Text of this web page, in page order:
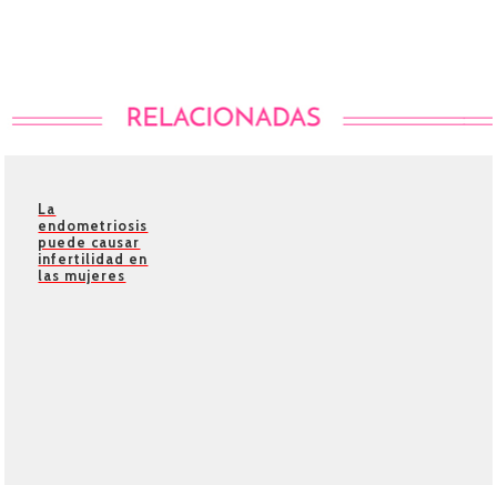
La
endometriosis
puede causar
infertilidad en
las mujeres